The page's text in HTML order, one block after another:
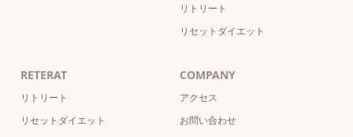
リトリート
リセットダイエット
RETERAT
リトリート
リセットダイエット
COMPANY
アクセス
お問い合わせ